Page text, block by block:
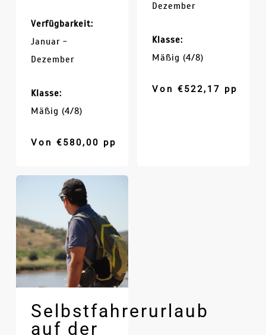
Verfügbarkeit:
Januar -
Dezember
Klasse:
Mäßig (4/8)
Von €580,00 pp
Dezember
Klasse:
Mäßig (4/8)
Von €522,17 pp
Selbstfahrerurlaub
auf der